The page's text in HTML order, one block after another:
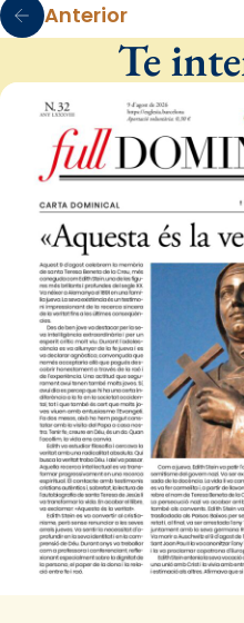
Anterior
Te